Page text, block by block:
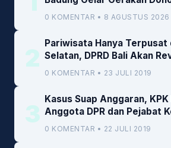
0 KOMENTAR • 8 AGUSTUS 2026
2
Pariwisata Hanya Terpusat
Selatan, DPRD Bali Akan
0 KOMENTAR • 23 JULI 2019
3
Kasus Suap Anggaran,
Anggota DPR dan Pejabat
Kemenkeu
0 KOMENTAR • 22 JULI 2019